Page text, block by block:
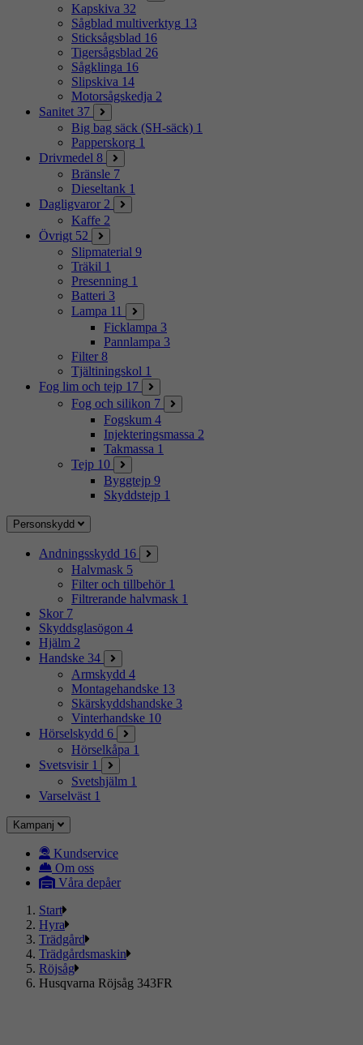
Kapskiva 32
Sågblad multiverktyg 13
Sticksågsblad 16
Tigersågsblad 26
Sågklinga 16
Slipskiva 14
Motorsågskedja 2
Sanitet 37
Big bag säck (SH-säck) 1
Papperskorg 1
Drivmedel 8
Bränsle 7
Dieseltank 1
Dagligvaror 2
Kaffe 2
Övrigt 52
Slipmaterial 9
Träkil 1
Presenning 1
Batteri 3
Lampa 11
Ficklampa 3
Pannlampa 3
Filter 8
Tjältiningskol 1
Fog lim och tejp 17
Fog och silikon 7
Fogskum 4
Injekteringsmassa 2
Takmassa 1
Tejp 10
Byggtejp 9
Skyddstejp 1
Personskydd
Andningsskydd 16
Halvmask 5
Filter och tillbehör 1
Filtrerande halvmask 1
Skor 7
Skyddsglasögon 4
Hjälm 2
Handske 34
Armskydd 4
Montagehandske 13
Skärskyddshandske 3
Vinterhandske 10
Hörselskydd 6
Hörselkåpa 1
Svetsvisir 1
Svetshjälm 1
Varselväst 1
Kampanj
Kundservice
Om oss
Våra depåer
Start
Hyra
Trädgård
Trädgårdsmaskin
Röjsåg
Husqvarna Röjsåg 343FR